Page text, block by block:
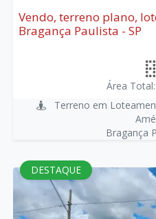
Vendo, terreno plano,
Bragança Paulista - SP
Área
Terreno em
Bragança
DESTAQUE